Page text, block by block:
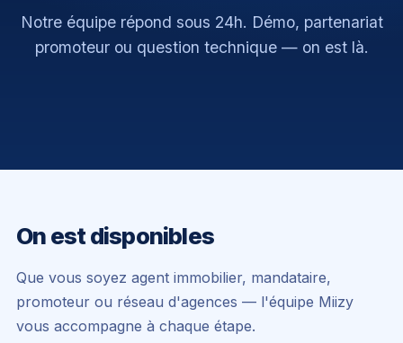
Multi-diffusion
Notre équipe répond sous 24h. Démo, partenariat
promoteur ou question technique — on est là.
On est disponibles
Que vous soyez agent immobilier, mandataire,
promoteur ou réseau d'agences — l'équipe Miizy
vous accompagne à chaque étape.